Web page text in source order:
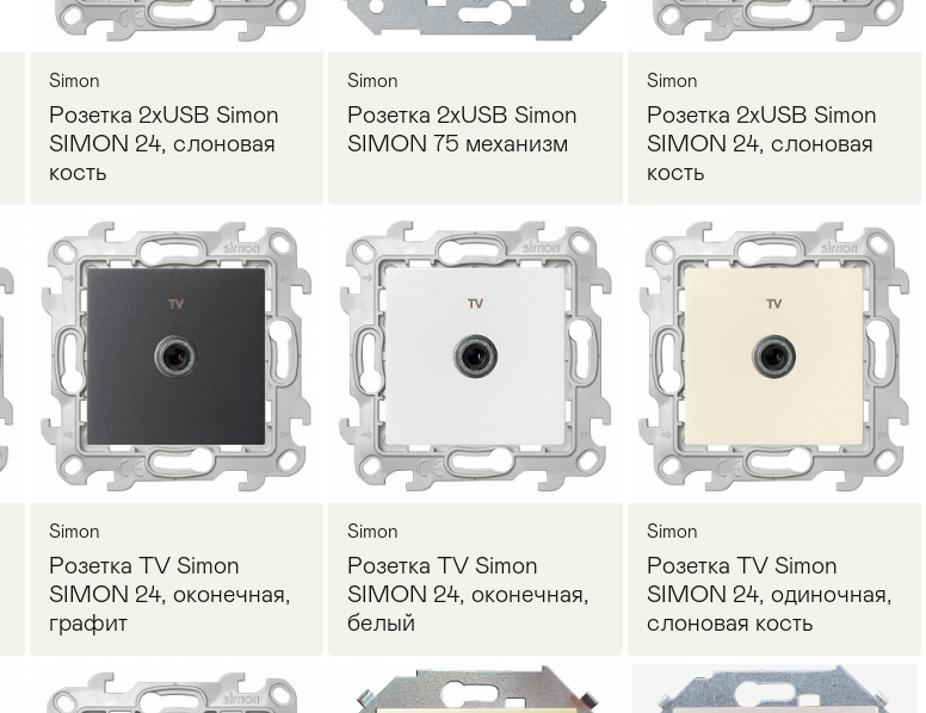
Прихожая >
Детская мебель
Двери и перегородки
Запросить цену
Simon
Розетка 2xUSB Simon
SIMON 24, слоновая
кость
Запросить цену
Simon
Розетка 2xUSB Simon
SIMON 75 механизм
Запросить цену
Simon
Розетка 2xUSB Simon
SIMON 24, слоновая
кость
Simon
Розетка TV Simon
SIMON 24, оконечная,
графит
Simon
Розетка TV Simon
SIMON 24, оконечная,
белый
Simon
Розетка TV Simon
SIMON 24, одиночная,
слоновая кость